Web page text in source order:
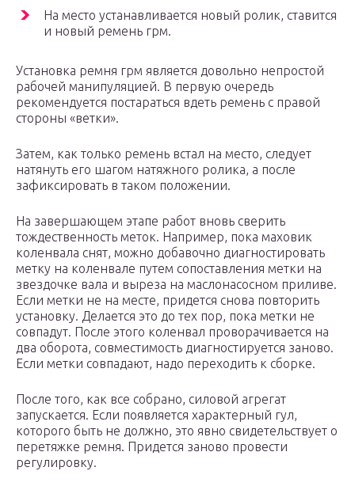
На место устанавливается новый ролик, ставится
и новый ремень грм.
Установка ремня грм является довольно непростой
рабочей манипуляцией. В первую очередь
рекомендуется постараться вдеть ремень с правой
стороны «ветки».
Затем, как только ремень встал на место, следует
натянуть его шагом натяжного ролика, а после
зафиксировать в таком положении.
На завершающем этапе работ вновь сверить
тождественность меток. Например, пока маховик
коленвала снят, можно добавочно диагностировать
метку на коленвале путем сопоставления метки на
звездочке вала и выреза на маслонасосном приливе.
Если метки не на месте, придется снова повторить
установку. Делается это до тех пор, пока метки не
совпадут. После этого коленвал проворачивается на
два оборота, совместимость диагностируется заново.
Если метки совпадают, надо переходить к сборке.
После того, как все собрано, силовой агрегат
запускается. Если появляется характерный гул,
которого быть не должно, это явно свидетельствует о
перетяжке ремня. Придется заново провести
регулировку.